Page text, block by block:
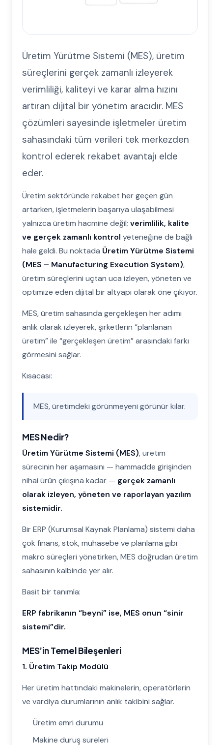
Üretim Yürütme Sistemi (MES), üretim
süreçlerini gerçek zamanlı izleyerek
verimliliği, kaliteyi ve karar alma hızını
artıran dijital bir yönetim aracıdır. MES
çözümleri sayesinde işletmeler üretim
sahasındaki tüm verileri tek merkezden
kontrol ederek rekabet avantajı elde
eder.
Üretim sektöründe rekabet her geçen gün
artarken, işletmelerin başarıya ulaşabilmesi
yalnızca üretim hacmine değil; verimlilik, kalite
ve gerçek zamanlı kontrol yeteneğine de bağlı
hale geldi. Bu noktada Üretim Yürütme Sistemi
(MES – Manufacturing Execution System),
üretim süreçlerini uçtan uca izleyen, yöneten ve
optimize eden dijital bir altyapı olarak öne çıkıyor.
MES, üretim sahasında gerçekleşen her adımı
anlık olarak izleyerek, şirketlerin “planlanan
üretim” ile “gerçekleşen üretim” arasındaki farkı
görmesini sağlar.
Kısacası:
MES, üretimdeki görünmeyeni görünür kılar.
MES Nedir?
Üretim Yürütme Sistemi (MES), üretim
sürecinin her aşamasını — hammadde girişinden
nihai ürün çıkışına kadar — gerçek zamanlı
olarak izleyen, yöneten ve raporlayan yazılım
sistemidir.
Bir ERP (Kurumsal Kaynak Planlama) sistemi daha
çok finans, stok, muhasebe ve planlama gibi
makro süreçleri yönetirken, MES doğrudan üretim
sahasının kalbinde yer alır.
Basit bir tanımla:
ERP fabrikanın “beyni” ise, MES onun “sinir
sistemi”dir.
MES’in Temel Bileşenleri
1. Üretim Takip Modülü
Her üretim hattındaki makinelerin, operatörlerin
ve vardiya durumlarının anlık takibini sağlar.
Üretim emri durumu
Makine duruş süreleri